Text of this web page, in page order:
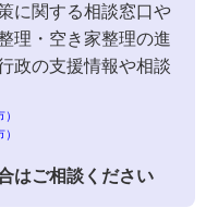
に関する相談窓口や
理・空き家整理の進
政の支援情報や相談
はご相談ください